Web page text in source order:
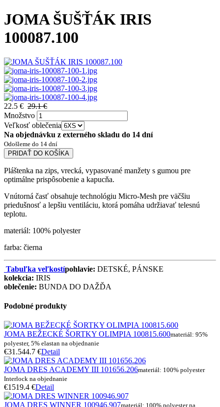
JOMA ŠUŠŤÁK IRIS
100087.100
22.5 € 29.1 €
Množstvo
Veľkosť oblečenia
Na objednávku z externého skladu do 14 dní
Odošleme do 14 dní
PRIDAŤ DO KOŠÍKA
Pláštenka na zips, vrecká, vypasované manžety s gumou pre
optimálne prispôsobenie a kapucňa.
Vnútorná časť obsahuje technológiu Micro-Mesh pre väčšiu
priedušnosť a lepšiu ventiláciu, ktorá pomáha udržiavať telesnú
teplotu.
materiál: 100% polyester
farba: čierna
Tabuľka veľkostípohlavie: DETSKÉ, PÁNSKE
kolekcia: IRIS
oblečenie: BUNDA DO DAŽĎA
Podobné produkty
JOMA BEŽECKÉ ŠORTKY OLIMPIA 100815.600materiál: 95%
polyester, 5% elastan na objednanie
€31.544.7 €Detail
JOMA DRES ACADEMY III 101656.206materiál: 100% polyester
Interlock na objednanie
€1519.4 €Detail
JOMA DRES WINNER 100946.907materiál: 100% polyester na